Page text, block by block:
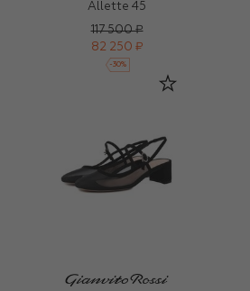
Allette 45
117 500 ₽
82 250 ₽
-30%